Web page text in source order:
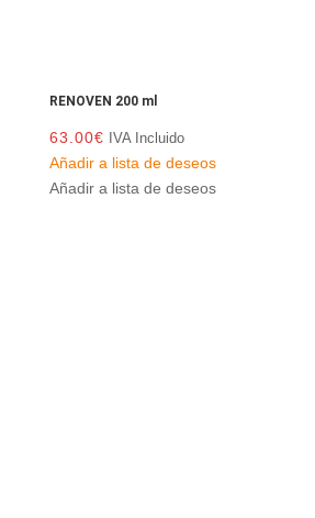
RENOVEN 200 ml
63.00€ IVA Incluido
Añadir a lista de deseos
Añadir a lista de deseos